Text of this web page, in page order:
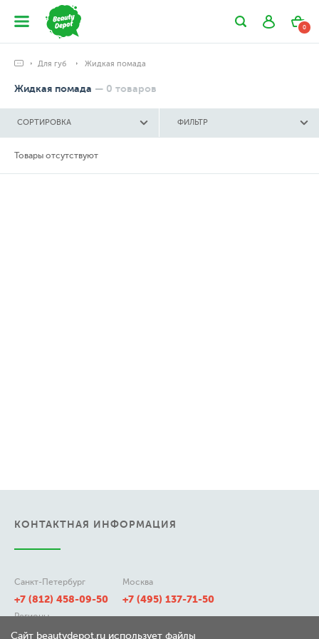
0
Для губ Жидкая помада
Жидкая помада — 0 товаров
СОРТИРОВКА ФИЛЬТР
Товары отсутствуют
КОНТАКТНАЯ ИНФОРМАЦИЯ
Санкт-Петербург
+7 (812) 458-09-50
Москва
+7 (495) 137-71-50
Регионы
8 (800) 511-21-50
Сайт beautydepot.ru использует файлы